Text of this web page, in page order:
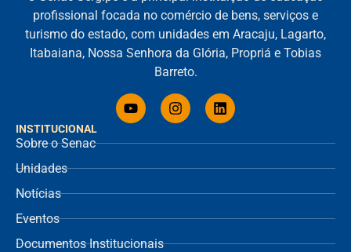
INSTITUCIONAL
Sobre o Senac
Unidades
Notícias
Eventos
Documentos Institucionais
profissional focada no comércio de bens, serviços e
turismo do estado, com unidades em Aracaju, Lagarto,
Itabaiana, Nossa Senhora da Glória, Propriá e Tobias
Barreto.